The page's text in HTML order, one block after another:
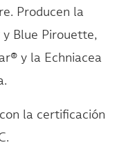
Producen la
Blue Pirouette,
y la Echniacea
la certificación